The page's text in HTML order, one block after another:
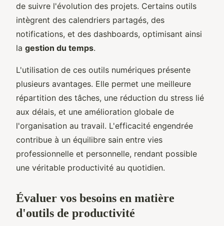
de suivre l'évolution des projets. Certains outils
intègrent des calendriers partagés, des
notifications, et des dashboards, optimisant ainsi
la gestion du temps.
L'utilisation de ces outils numériques présente
plusieurs avantages. Elle permet une meilleure
répartition des tâches, une réduction du stress lié
aux délais, et une amélioration globale de
l'organisation au travail. L'efficacité engendrée
contribue à un équilibre sain entre vies
professionnelle et personnelle, rendant possible
une véritable productivité au quotidien.
Évaluer vos besoins en matière
d'outils de productivité